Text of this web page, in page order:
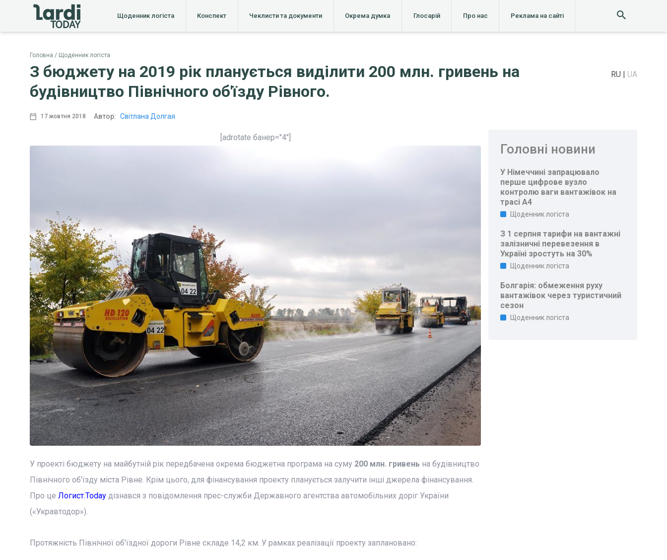
Щоденник логіста Конспект Чеклисти та документи Окрема думка Глосарій Про нас Реклама на сайті
Головна Щоденник логіста
З бюджету на 2019 рік планується виділити 200 млн. гривень на
будівництво Північного об'їзду Рівного.
RU UA
17 жовтня 2018 Автор: Світлана Долгая
[adrotate банер="4"]
У проекті бюджету на майбутній рік передбачена окрема бюджетна програма на суму 200 млн. гривень на будівництво
Північного об'їзду міста Рівне. Крім цього, для фінансування проекту планується залучити інші джерела фінансування.
Про це Логист.Todayдізнався з повідомлення прес-служби Державного агентства автомобільних доріг України
(«Укравтодор»).
Протяжність Північної об'їздної дороги Рівне складе 14,2 км. У рамках реалізації проекту заплановано:
Головні новини
У Німеччині запрацювало
перше цифрове вузло
контролю ваги вантажівок на
трасі A4
Щоденник логіста
З 1 серпня тарифи на вантажні
залізничні перевезення в
Україні зростуть на 30%
Щоденник логіста
Болгарія: обмеження руху
вантажівок через туристичний
сезон
Щоденник логіста